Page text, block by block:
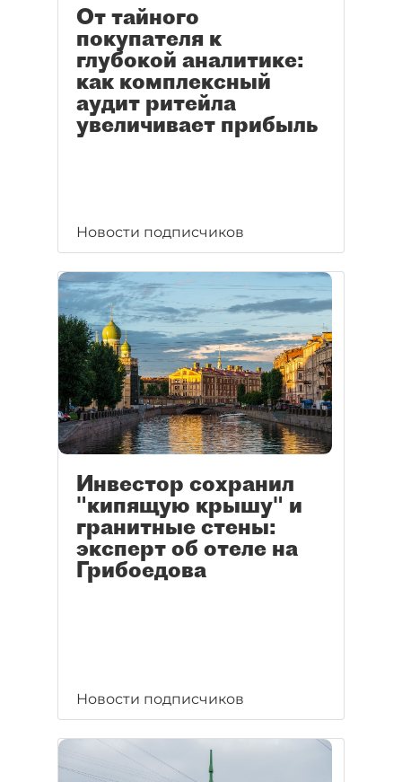
От тайного
покупателя к
глубокой аналитике:
как комплексный
аудит ритейла
увеличивает прибыль
Новости подписчиков
Инвестор сохранил
"кипящую крышу" и
гранитные стены:
эксперт об отеле на
Грибоедова
Новости подписчиков